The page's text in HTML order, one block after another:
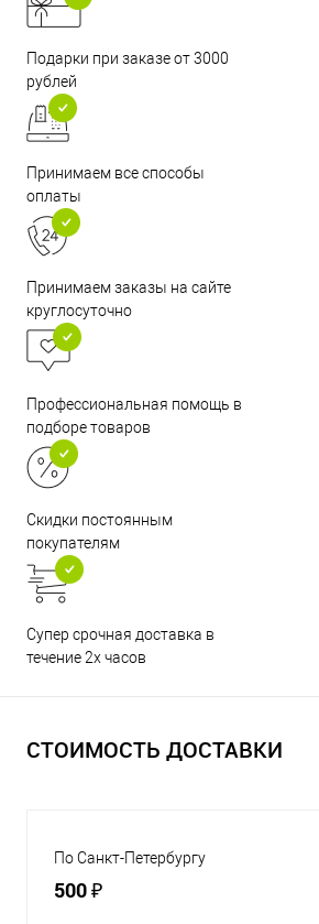
Подарки при заказе от 3000
рублей
Принимаем все способы
оплаты
Принимаем заказы на сайте
круглосуточно
Профессиональная помощь в
подборе товаров
Скидки постоянным
покупателям
Супер срочная доставка в
течение 2х часов
СТОИМОСТЬ ДОСТАВКИ
По Санкт-Петербургу
500 ₽